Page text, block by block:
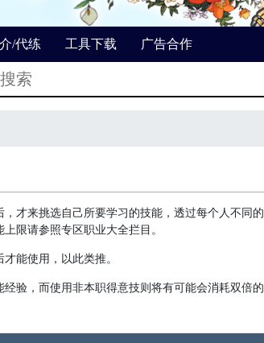
/代练 工具下载 广告合作
才来挑选自己所要学习的技能，透过每个人不同的
限请参照专区职业大全拦目。
能使用，以此类推。
验，而使用非本职得意技则将有可能会消耗双倍的